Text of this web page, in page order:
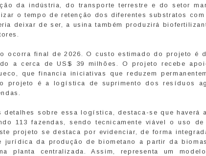
da indústria, do transporte terrestre e do setor
o tempo de retenção dos diferentes substratos
deixar de ser, a usina também produzirá
ocorra final de 2026. O custo estimado do projeto é
a cerca de US$ 39 milhões. O projeto recebe
que financia iniciativas que reduzem
projeto é a logística de suprimento dos resíduos
sobre essa logística, destaca-se que haverá
113 fazendas, sendo tecnicamente viável o uso de
projeto se destaca por evidenciar, de forma
da produção de biometano a partir da
planta centralizada. Assim, representa um